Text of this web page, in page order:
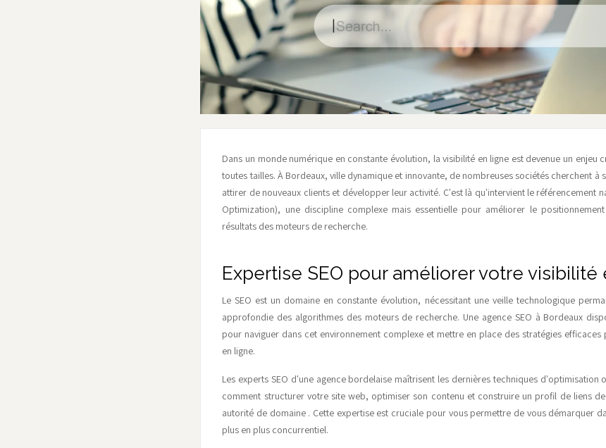
Dans un monde numérique en constante évolution, la visibilité en ligne est devenue un enjeu
toutes tailles. À Bordeaux, ville dynamique et innovante, de nombreuses sociétés cherchent à
attirer de nouveaux clients et développer leur activité. C'est là qu'intervient le référencement
Optimization), une discipline complexe mais essentielle pour améliorer le
résultats des moteurs de recherche.
Expertise SEO pour améliorer votre visibilité
Le SEO est un domaine en constante évolution, nécessitant une veille technologique
approfondie des algorithmes des moteurs de recherche. Une agence SEO à Bordeaux
pour naviguer dans cet environnement complexe et mettre en place des stratégies
en ligne.
Les experts SEO d'une agence bordelaise maîtrisent les dernières techniques d'optimisation
comment structurer votre site web, optimiser son contenu et construire un profil de liens
autorité de domaine . Cette expertise est cruciale pour vous permettre de vous démarquer
plus en plus concurrentiel.